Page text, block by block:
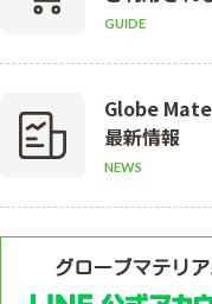
GUIDE
Globe
最新情報
NEWS